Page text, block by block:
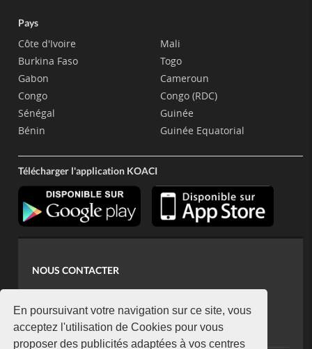
En poursuivant votre navigation sur ce site, vous
acceptez l'utilisation de Cookies pour vous
proposer des publicités adaptées à vos centres
Pays
Côte d'Ivoire
Burkina Faso
Gabon
Congo
Sénégal
Bénin
Mali
Togo
Cameroun
Congo (RDC)
Guinée
Guinée Equatorial
Télécharger l'application KOACI
NOUS CONTACTER
koaci@yahoo.fr
+225 07 08 85 52 93